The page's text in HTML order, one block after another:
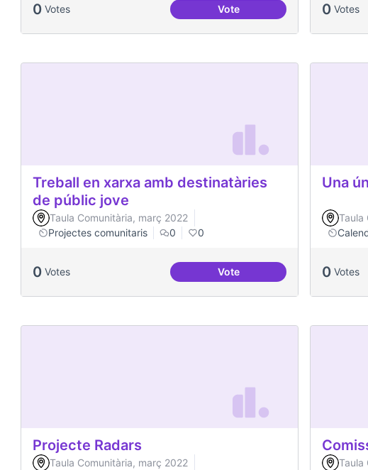
0 Votes VotePodcast Radio Comunitària
0 Votes
Treball en xarxa amb destinatàries
de públic jove
Taula Comunitària, març 2022
Projectes comunitaris
0 0
0 Votes VoteTreball en xarxa amb
Una
Taula
0 Votes
Projecte Radars
Taula Comunitària, març 2022
Taula